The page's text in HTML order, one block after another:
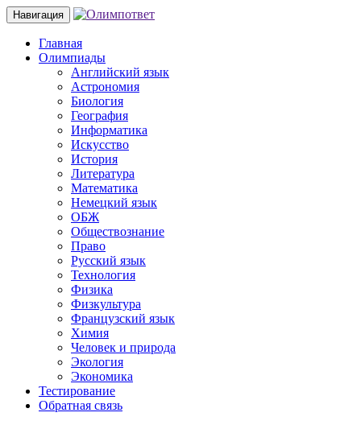
Навигация
Главная
Олимпиады
Английский язык
Астрономия
Биология
География
Информатика
Искусство
История
Литература
Математика
Немецкий язык
ОБЖ
Обществознание
Право
Русский язык
Технология
Физика
Физкультура
Французский язык
Химия
Человек и природа
Экология
Экономика
Тестирование
Обратная связь